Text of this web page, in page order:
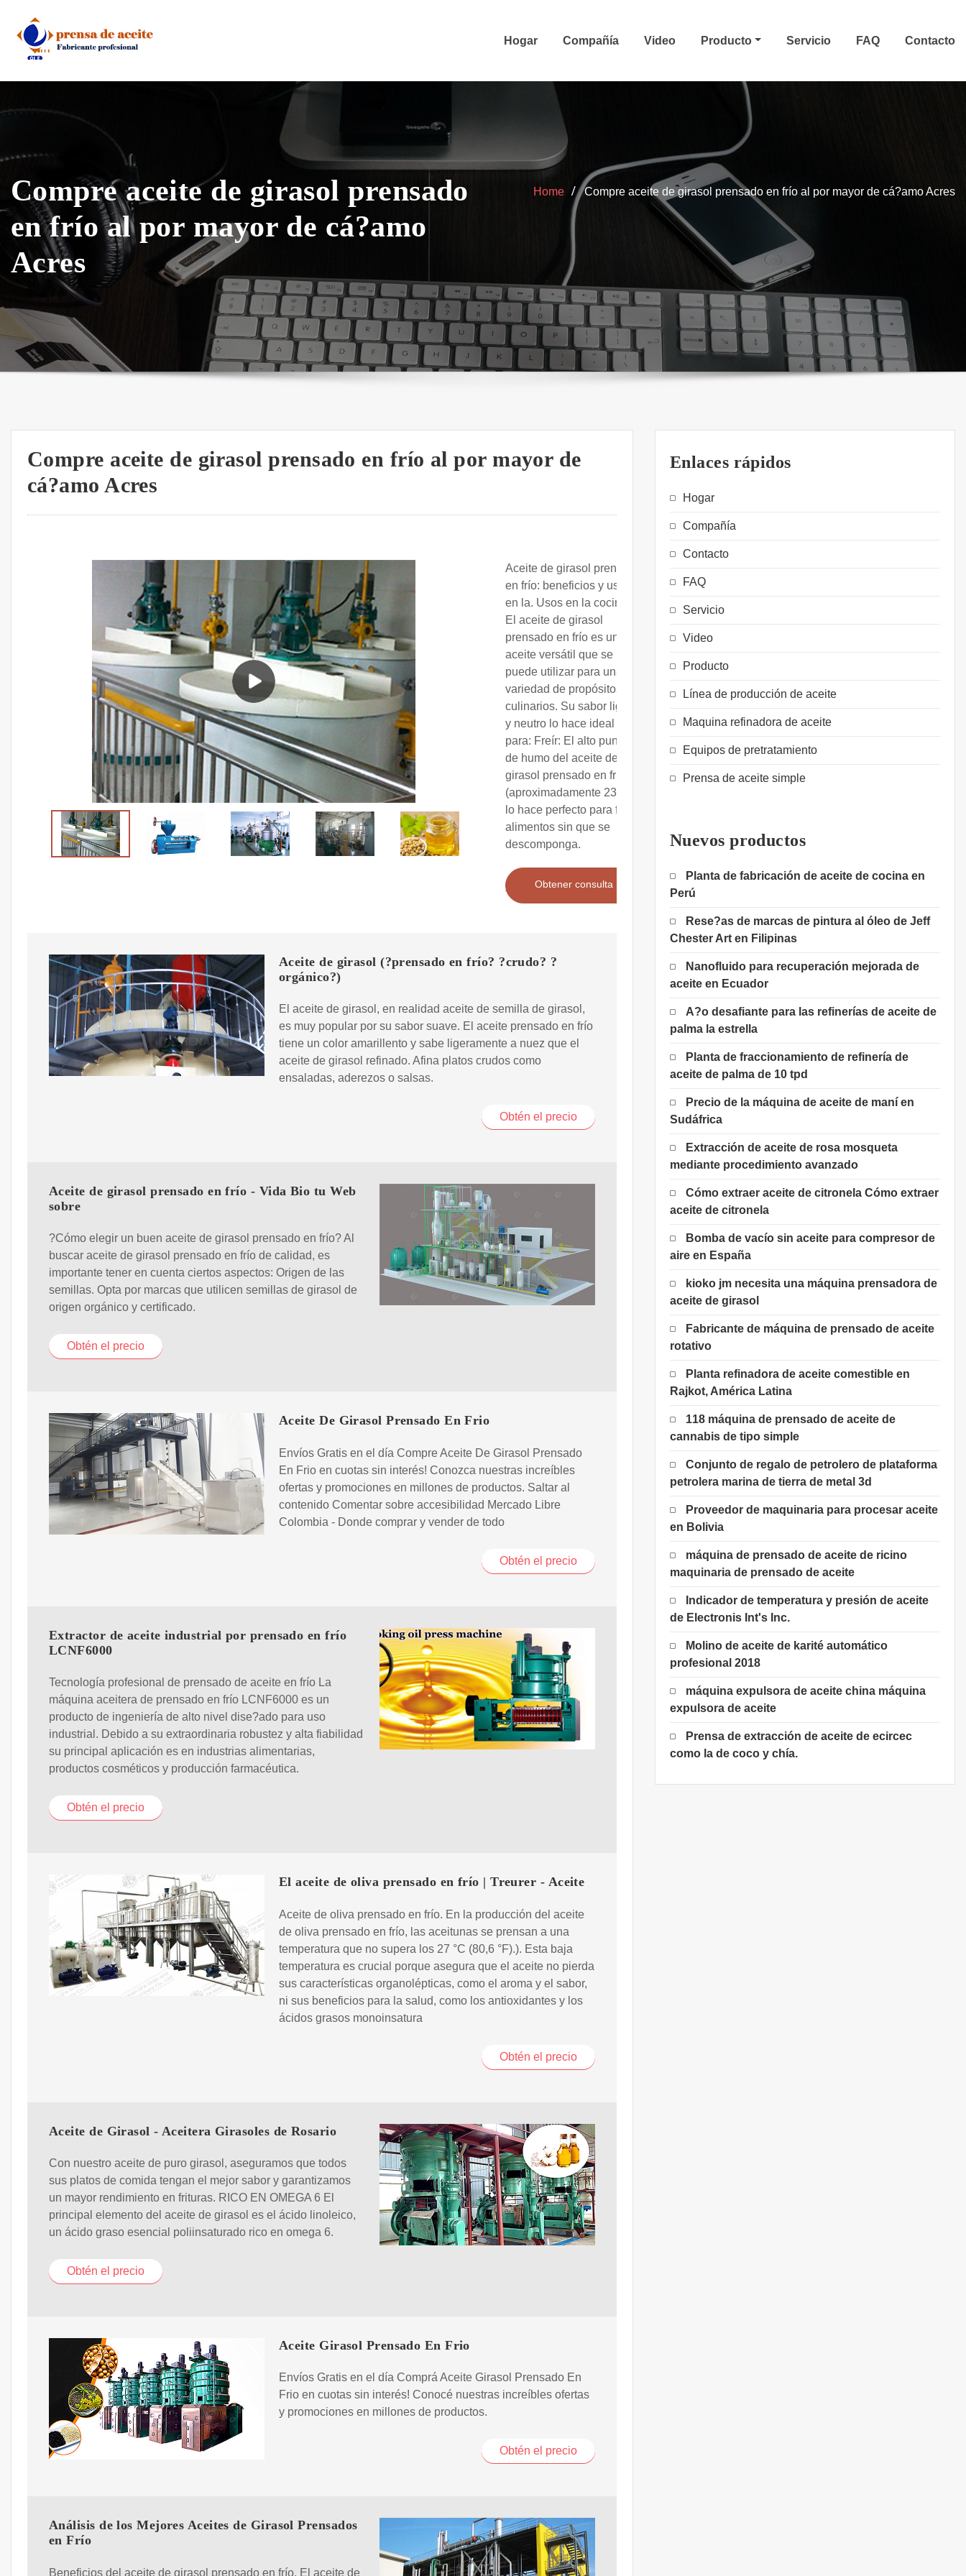
content
Hogar Compañía Video Producto Servicio FAQ Contacto
Compre aceite de girasol prensado
en frío al por mayor de cá?amo
Acres
Home Compre aceite de girasol prensado en frío al por mayor de cá?amo Acres
Compre aceite de girasol prensado en frío al por mayor de
cá?amo Acres
Aceite de girasol prensado
en frío: beneficios y usos
en la. Usos en la cocina.
El aceite de girasol
prensado en frío es un
aceite versátil que se
puede utilizar para una
variedad de propósitos
culinarios. Su sabor ligero
y neutro lo hace ideal
para: Freír: El alto punto
de humo del aceite de
girasol prensado en frío
(aproximadamente 232°C)
lo hace perfecto para freír
alimentos sin que se
descomponga.
Obtener consulta
Aceite de girasol (?prensado en frío? ?crudo? ?
orgánico?)
El aceite de girasol, en realidad aceite de semilla de girasol,
es muy popular por su sabor suave. El aceite prensado en frío
tiene un color amarillento y sabe ligeramente a nuez que el
aceite de girasol refinado. Afina platos crudos como
ensaladas, aderezos o salsas.
Obtén el precio
Aceite de girasol prensado en frío - Vida Bio tu Web
sobre
?Cómo elegir un buen aceite de girasol prensado en frío? Al
buscar aceite de girasol prensado en frío de calidad, es
importante tener en cuenta ciertos aspectos: Origen de las
semillas. Opta por marcas que utilicen semillas de girasol de
origen orgánico y certificado.
Obtén el precio
Aceite De Girasol Prensado En Frio
Envíos Gratis en el día Compre Aceite De Girasol Prensado
En Frio en cuotas sin interés! Conozca nuestras increíbles
ofertas y promociones en millones de productos. Saltar al
contenido Comentar sobre accesibilidad Mercado Libre
Colombia - Donde comprar y vender de todo
Obtén el precio
Extractor de aceite industrial por prensado en frío
LCNF6000
Tecnología profesional de prensado de aceite en frío La
máquina aceitera de prensado en frío LCNF6000 es un
producto de ingeniería de alto nivel dise?ado para uso
industrial. Debido a su extraordinaria robustez y alta fiabilidad
su principal aplicación es en industrias alimentarias,
productos cosméticos y producción farmacéutica.
Obtén el precio
El aceite de oliva prensado en frío | Treurer - Aceite
Aceite de oliva prensado en frío. En la producción del aceite
de oliva prensado en frío, las aceitunas se prensan a una
temperatura que no supera los 27 °C (80,6 °F).). Esta baja
temperatura es crucial porque asegura que el aceite no pierda
sus características organolépticas, como el aroma y el sabor,
ni sus beneficios para la salud, como los antioxidantes y los
ácidos grasos monoinsatura
Obtén el precio
Aceite de Girasol - Aceitera Girasoles de Rosario
Con nuestro aceite de puro girasol, aseguramos que todos
sus platos de comida tengan el mejor sabor y garantizamos
un mayor rendimiento en frituras. RICO EN OMEGA 6 El
principal elemento del aceite de girasol es el ácido linoleico,
un ácido graso esencial poliinsaturado rico en omega 6.
Obtén el precio
Aceite Girasol Prensado En Frio
Envíos Gratis en el día Comprá Aceite Girasol Prensado En
Frio en cuotas sin interés! Conocé nuestras increíbles ofertas
y promociones en millones de productos.
Obtén el precio
Análisis de los Mejores Aceites de Girasol Prensados
en Frío
Beneficios del aceite de girasol prensado en frío. El aceite de
Enlaces rápidos
Hogar
Compañía
Contacto
FAQ
Servicio
Video
Producto
Línea de producción de aceite
Maquina refinadora de aceite
Equipos de pretratamiento
Prensa de aceite simple
Nuevos productos
Planta de fabricación de aceite de cocina en
Perú
Rese?as de marcas de pintura al óleo de Jeff
Chester Art en Filipinas
Nanofluido para recuperación mejorada de
aceite en Ecuador
A?o desafiante para las refinerías de aceite de
palma la estrella
Planta de fraccionamiento de refinería de
aceite de palma de 10 tpd
Precio de la máquina de aceite de maní en
Sudáfrica
Extracción de aceite de rosa mosqueta
mediante procedimiento avanzado
Cómo extraer aceite de citronela Cómo extraer
aceite de citronela
Bomba de vacío sin aceite para compresor de
aire en España
kioko jm necesita una máquina prensadora de
aceite de girasol
Fabricante de máquina de prensado de aceite
rotativo
Planta refinadora de aceite comestible en
Rajkot, América Latina
118 máquina de prensado de aceite de
cannabis de tipo simple
Conjunto de regalo de petrolero de plataforma
petrolera marina de tierra de metal 3d
Proveedor de maquinaria para procesar aceite
en Bolivia
máquina de prensado de aceite de ricino
maquinaria de prensado de aceite
Indicador de temperatura y presión de aceite
de Electronis Int's Inc.
Molino de aceite de karité automático
profesional 2018
máquina expulsora de aceite china máquina
expulsora de aceite
Prensa de extracción de aceite de ecircec
como la de coco y chía.